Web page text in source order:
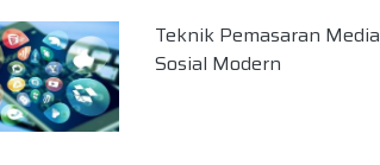
Teknik Pemasaran Media
Sosial Modern